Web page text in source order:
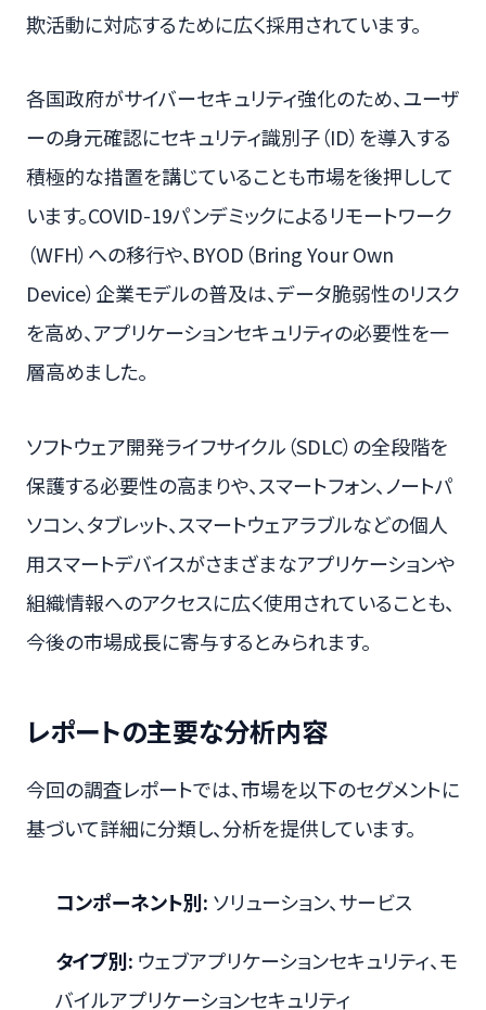
欺活動に対応するために広く採用されています。
各国政府がサイバーセキュリティ強化のため、ユーザ
ーの身元確認にセキュリティ識別子（ID）を導入する
積極的な措置を講じていることも市場を後押しして
います。COVID-19パンデミックによるリモートワーク
（WFH）への移行や、BYOD（Bring Your Own
Device）企業モデルの普及は、データ脆弱性のリスク
を高め、アプリケーションセキュリティの必要性を一
層高めました。
ソフトウェア開発ライフサイクル（SDLC）の全段階を
保護する必要性の高まりや、スマートフォン、ノートパ
ソコン、タブレット、スマートウェアラブルなどの個人
用スマートデバイスがさまざまなアプリケーションや
組織情報へのアクセスに広く使用されていることも、
今後の市場成長に寄与するとみられます。
レポートの主要な分析内容
今回の調査レポートでは、市場を以下のセグメントに
基づいて詳細に分類し、分析を提供しています。
コンポーネント別: ソリューション、サービス
タイプ別: ウェブアプリケーションセキュリティ、モ
バイルアプリケーションセキュリティ